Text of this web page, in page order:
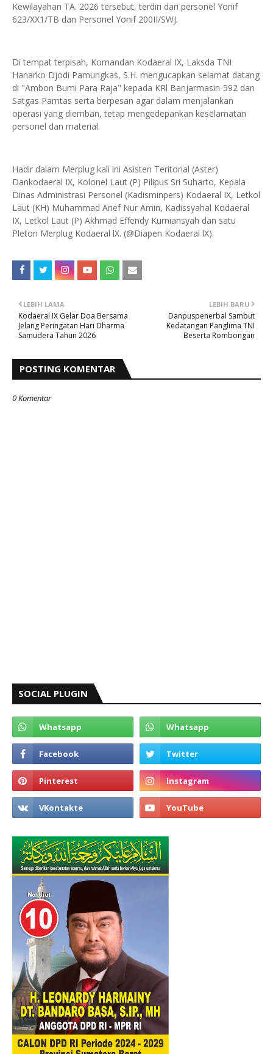
Kewilayahan TA. 2026 tersebut, terdiri dari personel Yonif
623/XX1/TB dan Personel Yonif 200II/SWJ.
Di tempat terpisah, Komandan Kodaeral IX, Laksda TNI
Hanarko Djodi Pamungkas, S.H. mengucapkan selamat datang
di "Ambon Bumi Para Raja" kepada KRl Banjarmasin-592 dan
Satgas Pamtas serta berpesan agar dalam menjalankan
operasi yang diemban, tetap mengedepankan keselamatan
personel dan material.
Hadir dalam Merplug kali ini Asisten Teritorial (Aster)
Dankodaeral IX, Kolonel Laut (P) Pilipus Sri Suharto, Kepala
Dinas Administrasi Personel (Kadisminpers) Kodaeral IX, Letkol
Laut (KH) Muhammad Arief Nur Amin, Kadissyahal Kodaeral
IX, Letkol Laut (P) Akhmad Effendy Kurniansyah dan satu
Pleton Merplug Kodaeral lX. (@Diapen Kodaeral lX).
LEBIH BARU
Danpuspenerbal Sambut
Kedatangan Panglima TNI
Beserta Rombongan
LEBIH LAMA
Kodaeral IX Gelar Doa Bersama
Jelang Peringatan Hari Dharma
Samudera Tahun 2026
POSTING KOMENTAR
0 Komentar
SOCIAL PLUGIN